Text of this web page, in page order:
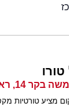
משה בקר 14, ראשון לציון
מציע טורטיות